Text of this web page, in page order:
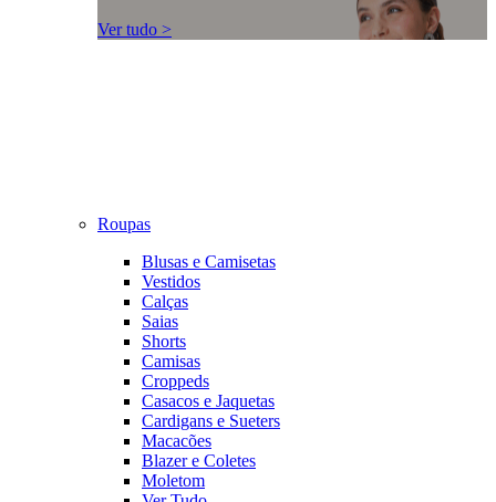
Ver tudo >
Roupas
Blusas e Camisetas
Vestidos
Calças
Saias
Shorts
Camisas
Croppeds
Casacos e Jaquetas
Cardigans e Sueters
Macacões
Blazer e Coletes
Moletom